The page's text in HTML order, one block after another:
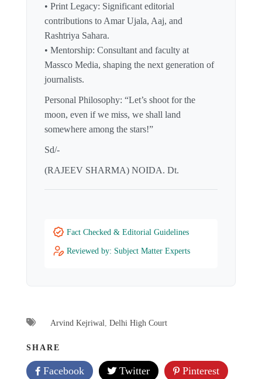
• Print Legacy: Significant editorial
contributions to Amar Ujala, Aaj, and
Rashtriya Sahara.
• Mentorship: Consultant and faculty at
Massco Media, shaping the next generation of
journalists.
Personal Philosophy: “Let’s shoot for the
moon, even if we miss, we shall land
somewhere among the stars!”
Sd/-
(RAJEEV SHARMA) NOIDA. Dt.
Fact Checked & Editorial Guidelines
Reviewed by: Subject Matter Experts
Arvind Kejriwal Delhi High Court
SHARE
Facebook Twitter Pinterest